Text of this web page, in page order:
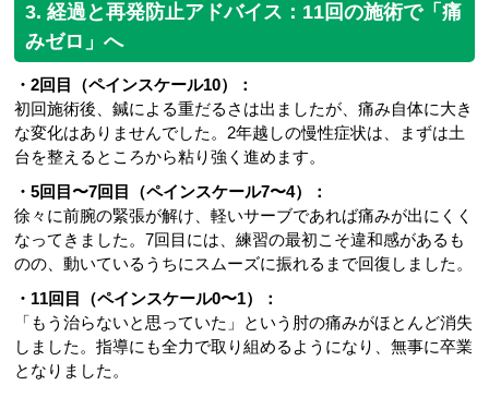
3. 経過と再発防止アドバイス：11回の施術で「痛
みゼロ」へ
・2回目（ペインスケール10）：
初回施術後、鍼による重だるさは出ましたが、痛み自体に大き
な変化はありませんでした。2年越しの慢性症状は、まずは土
台を整えるところから粘り強く進めます。
・5回目〜7回目（ペインスケール7〜4）：
徐々に前腕の緊張が解け、軽いサーブであれば痛みが出にくく
なってきました。7回目には、練習の最初こそ違和感があるも
のの、動いているうちにスムーズに振れるまで回復しました。
・11回目（ペインスケール0〜1）：
「もう治らないと思っていた」という肘の痛みがほとんど消失
しました。指導にも全力で取り組めるようになり、無事に卒業
となりました。